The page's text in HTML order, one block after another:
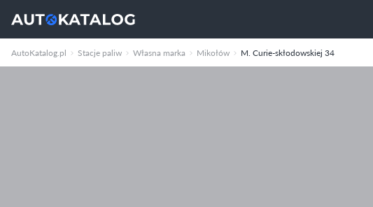
AutoKatalog.pl Stacje paliw Własna marka Mikołów M. Curie-skłodowskiej 34